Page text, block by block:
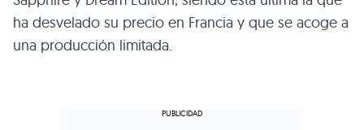
ha desvelado su precio en Francia y que se acoge a
una producción limitada.